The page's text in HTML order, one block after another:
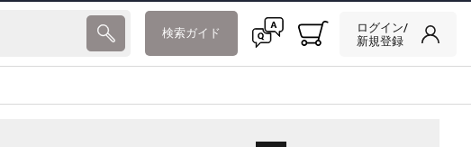
検索ガイド
ログイン/
新規登録